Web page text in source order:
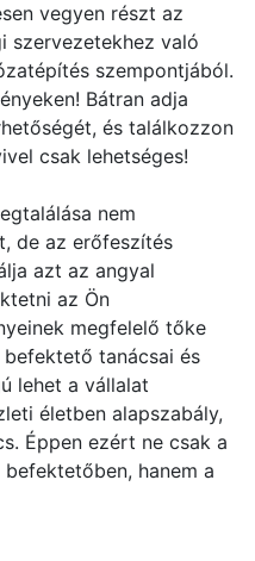
vegyen részt az
szervezetekhez való
szempontjából.
Bátran adja
és találkozzon
csak lehetséges!
nem
de az erőfeszítés
azt az angyal
az Ön
megfelelő tőke
tanácsai és
lehet a vállalat
életben alapszabály,
Éppen ezért ne csak a
hanem a